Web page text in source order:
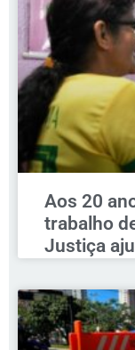
Aos 20
trabalho
Justiça